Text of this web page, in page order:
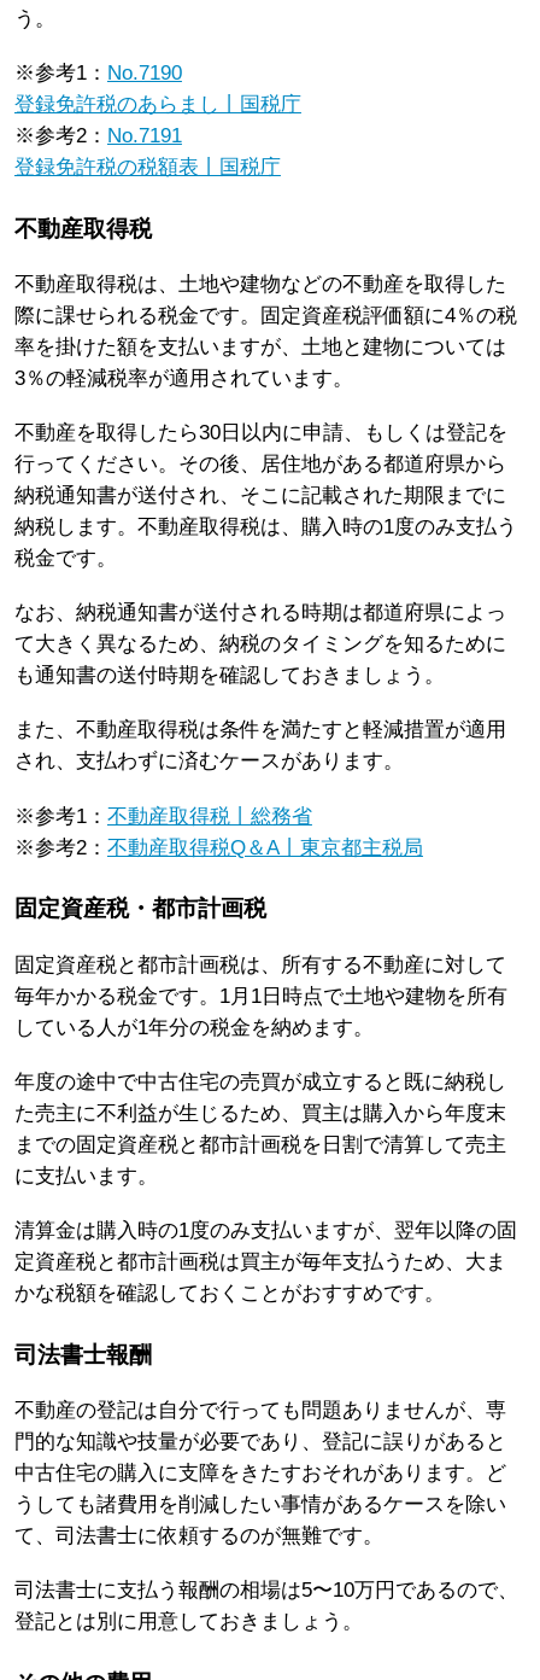
う。
※参考1： No.7190
登録免許税のあらまし丨国税庁
※参考2： No.7191
登録免許税の税額表丨国税庁
不動産取得税
不動産取得税は、土地や建物などの不動産を取得した
際に課せられる税金です。固定資産税評価額に4％の税
率を掛けた額を支払いますが、土地と建物については
3％の軽減税率が適用されています。
不動産を取得したら30日以内に申請、もしくは登記を
行ってください。その後、居住地がある都道府県から
納税通知書が送付され、そこに記載された期限までに
納税します。不動産取得税は、購入時の1度のみ支払う
税金です。
なお、納税通知書が送付される時期は都道府県によっ
て大きく異なるため、納税のタイミングを知るために
も通知書の送付時期を確認しておきましょう。
また、不動産取得税は条件を満たすと軽減措置が適用
され、支払わずに済むケースがあります。
※参考1： 不動産取得税丨総務省
※参考2： 不動産取得税Q＆A丨東京都主税局
固定資産税・都市計画税
固定資産税と都市計画税は、所有する不動産に対して
毎年かかる税金です。1月1日時点で土地や建物を所有
している人が1年分の税金を納めます。
年度の途中で中古住宅の売買が成立すると既に納税し
た売主に不利益が生じるため、買主は購入から年度末
までの固定資産税と都市計画税を日割で清算して売主
に支払います。
清算金は購入時の1度のみ支払いますが、翌年以降の固
定資産税と都市計画税は買主が毎年支払うため、大ま
かな税額を確認しておくことがおすすめです。
司法書士報酬
不動産の登記は自分で行っても問題ありませんが、専
門的な知識や技量が必要であり、登記に誤りがあると
中古住宅の購入に支障をきたすおそれがあります。ど
うしても諸費用を削減したい事情があるケースを除い
て、司法書士に依頼するのが無難です。
司法書士に支払う報酬の相場は5〜10万円であるので、
登記とは別に用意しておきましょう。